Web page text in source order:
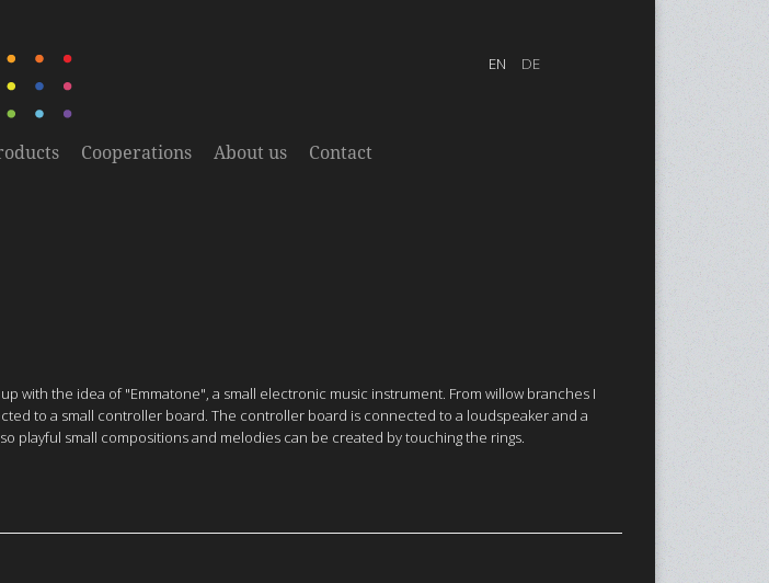
Cooperations About us Contact
with the idea of "Emmatone", a small electronic music instrument. From willow branches I
to a small controller board. The controller board is connected to a loudspeaker and a
playful small compositions and melodies can be created by touching the rings.